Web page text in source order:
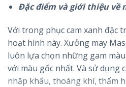
Đặc điểm và giới thiệu về
Với trong phục cam xanh đặc
hoạt hình này. Xưởng may
luôn lựa chọn những gam
với màu gốc nhất. Và sử dụng
nhập khẩu, thoáng khí, thấm